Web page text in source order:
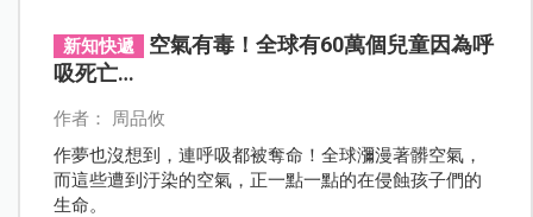
新知快遞
空氣有毒！全球有60萬個兒童因為呼
吸死亡…
作者： 周品攸
作夢也沒想到，連呼吸都被奪命！全球瀰漫著髒空氣，
而這些遭到汙染的空氣，正一點一點的在侵蝕孩子們的
生命。